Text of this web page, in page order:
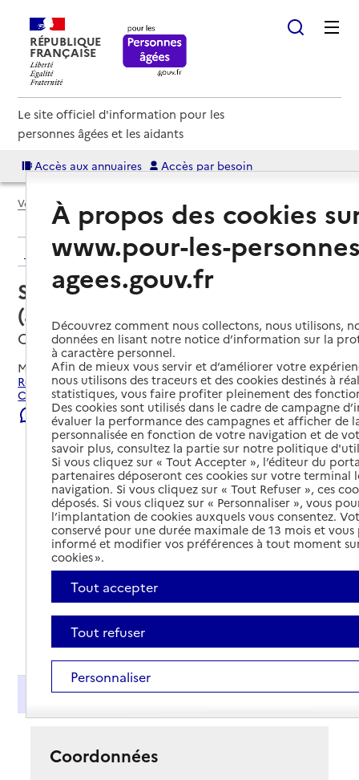
RÉPUBLIQUE
FRANÇAISE
Le site officiel d'information pour les
personnes âgées et les aidants
Accès aux annuaires Accès par besoin
Voir le fil d’Ariane
Retour aux résultats de l'annuaire
Service autonomie à domicile
(aide) – Vitalliance
Charleville-Mézières, ARDENNES
Mis à jour le23/07/2026
Rechercher les établissements et services autour de
Charleville-Mézières.
Signaler une erreur
Présentation
Coordonnées
À propos des cookies
www.pour-les-
agees.gouv.fr
Découvrez comment nous collectons, nous utilisons,
données en lisant notre notice d’information sur la
à caractère personnel.
Afin de mieux vous servir et d’améliorer votre
nous utilisons des traceurs et des cookies destinés à
statistiques, vous faire profiter pleinement des
Des cookies sont utilisés dans le cadre de campagne
évaluer la performance des campagnes et afficher de
personnalisée en fonction de votre navigation et de
savoir plus, consultez la partie sur notre politique
Si vous cliquez sur « Tout Accepter », l’éditeur du
partenaires déposeront ces cookies sur votre terminal
navigation. Si vous cliquez sur « Tout Refuser », ces
déposés. Si vous cliquez sur « Personnaliser », vous
l’implantation de cookies auxquels vous consentez.
conservé pour une durée maximale de 13 mois et
informé et modifier vos préférences à tout moment
cookies ».
Tout accepter
Tout refuser
Personnaliser